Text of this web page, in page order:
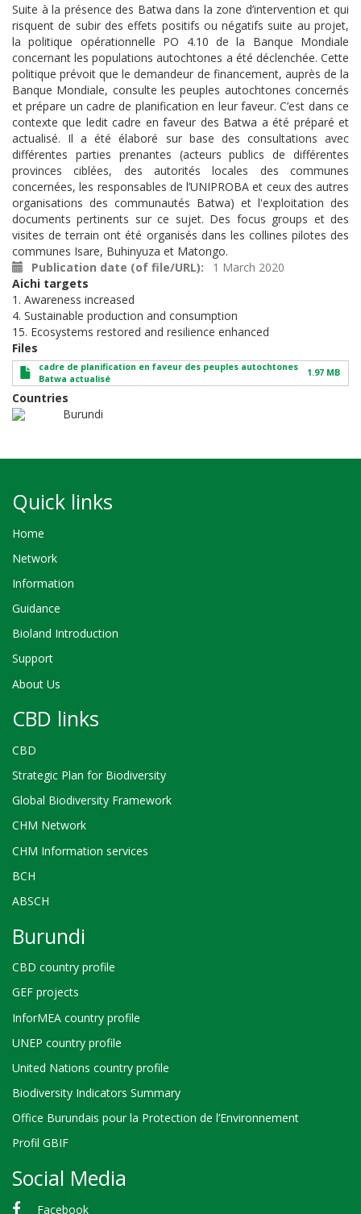
Suite à la présence des Batwa dans la zone d’intervention et qui
risquent de subir des effets positifs ou négatifs suite au projet,
la politique opérationnelle PO 4.10 de la Banque Mondiale
concernant les populations autochtones a été déclenchée. Cette
politique prévoit que le demandeur de financement, auprès de la
Banque Mondiale, consulte les peuples autochtones concernés
et prépare un cadre de planification en leur faveur. C’est dans ce
contexte que ledit cadre en faveur des Batwa a été préparé et
actualisé. Il a été élaboré sur base des consultations avec
différentes parties prenantes (acteurs publics de différentes
provinces ciblées, des autorités locales des communes
concernées, les responsables de l’UNIPROBA et ceux des autres
organisations des communautés Batwa) et l'exploitation des
documents pertinents sur ce sujet. Des focus groups et des
visites de terrain ont été organisés dans les collines pilotes des
communes Isare, Buhinyuza et Matongo.
Publication date (of file/URL)
1 March 2020
Aichi targets
1. Awareness increased
4. Sustainable production and consumption
15. Ecosystems restored and resilience enhanced
Files
cadre de planification en faveur des peuples autochtones
Batwa actualisé
1.97 MB
Countries
Burundi
Quick links
Home
Network
Information
Guidance
Bioland Introduction
Support
About Us
CBD links
CBD
Strategic Plan for Biodiversity
Global Biodiversity Framework
CHM Network
CHM Information services
BCH
ABSCH
Burundi
CBD country profile
GEF projects
InforMEA country profile
UNEP country profile
United Nations country profile
Biodiversity Indicators Summary
Office Burundais pour la Protection de l’Environnement
Profil GBIF
Social Media
Facebook